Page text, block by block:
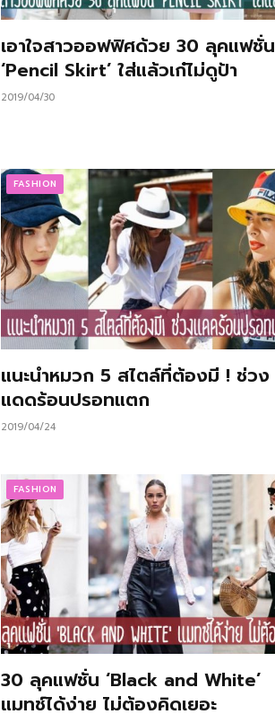
เอาใจสาวออฟฟิศด้วย 30 ลุคแฟชั่น
‘Pencil Skirt’ ใส่แล้วเก๋ไม่ดูป้า
2019/04/30
FASHION
แนะนำหมวก 5 สไตล์ที่ต้องมี ! ช่วง
แดดร้อนปรอทแตก
2019/04/24
FASHION
30 ลุคแฟชั่น ‘Black and White’
แมทช์ได้ง่าย ไม่ต้องคิดเยอะ